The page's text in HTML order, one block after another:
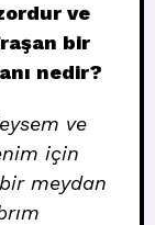
ve
bir
nedir?
ve
için
meydan